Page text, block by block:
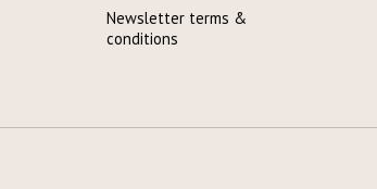
Newsletter terms &
conditions